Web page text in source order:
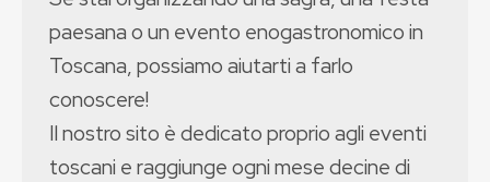
paesana o un evento enogastronomico in
Toscana, possiamo aiutarti a farlo
conoscere!
Il nostro sito è dedicato proprio agli eventi
toscani e raggiunge ogni mese decine di